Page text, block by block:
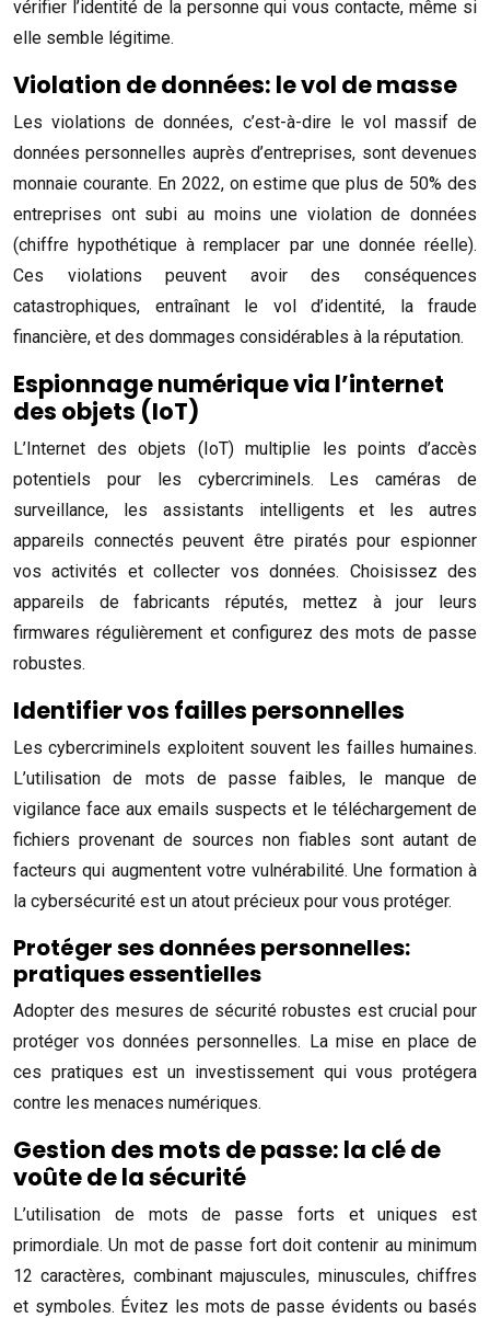
vérifier l’identité de la personne qui vous contacte, même si
elle semble légitime.
Violation de données: le vol de masse
Les violations de données, c’est-à-dire le vol massif de
données personnelles auprès d’entreprises, sont devenues
monnaie courante. En 2022, on estime que plus de 50% des
entreprises ont subi au moins une violation de données
(chiffre hypothétique à remplacer par une donnée réelle).
Ces violations peuvent avoir des conséquences
catastrophiques, entraînant le vol d’identité, la fraude
financière, et des dommages considérables à la réputation.
Espionnage numérique via l’internet
des objets (IoT)
L’Internet des objets (IoT) multiplie les points d’accès
potentiels pour les cybercriminels. Les caméras de
surveillance, les assistants intelligents et les autres
appareils connectés peuvent être piratés pour espionner
vos activités et collecter vos données. Choisissez des
appareils de fabricants réputés, mettez à jour leurs
firmwares régulièrement et configurez des mots de passe
robustes.
Identifier vos failles personnelles
Les cybercriminels exploitent souvent les failles humaines.
L’utilisation de mots de passe faibles, le manque de
vigilance face aux emails suspects et le téléchargement de
fichiers provenant de sources non fiables sont autant de
facteurs qui augmentent votre vulnérabilité. Une formation à
la cybersécurité est un atout précieux pour vous protéger.
Protéger ses données personnelles:
pratiques essentielles
Adopter des mesures de sécurité robustes est crucial pour
protéger vos données personnelles. La mise en place de
ces pratiques est un investissement qui vous protégera
contre les menaces numériques.
Gestion des mots de passe: la clé de
voûte de la sécurité
L’utilisation de mots de passe forts et uniques est
primordiale. Un mot de passe fort doit contenir au minimum
12 caractères, combinant majuscules, minuscules, chiffres
et symboles. Évitez les mots de passe évidents ou basés